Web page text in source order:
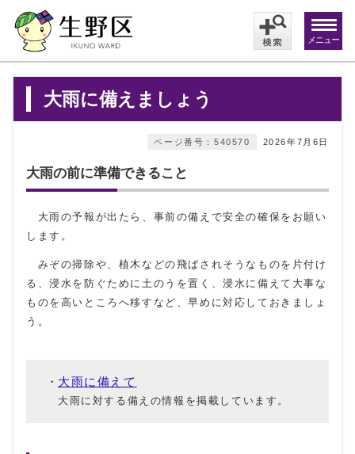
メニュー
大雨に備えましょう
2026年7月6日
ページ番号：540570
大雨の前に準備できること
大雨の予報が出たら、事前の備えで安全の確保をお願い
します。
みぞの掃除や、植木などの飛ばされそうなものを片付け
る、浸水を防ぐために土のうを置く、浸水に備えて大事な
ものを高いところへ移すなど、早めに対応しておきましょ
う。
大雨に備えて
大雨に対する備えの情報を掲載しています。